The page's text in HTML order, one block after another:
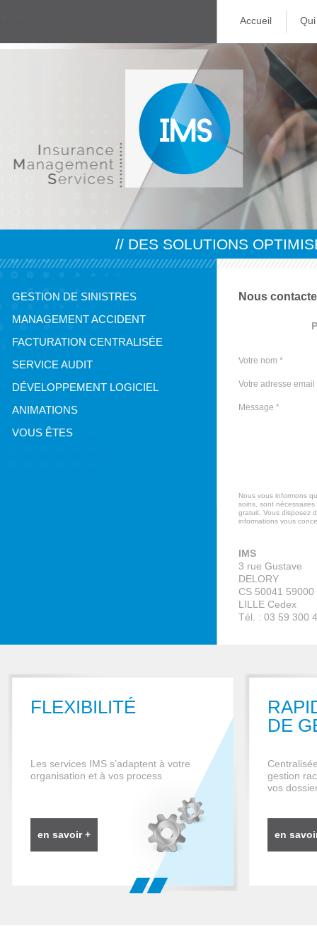
Accueil
// DES SOLUTIONS
GESTION DE SINISTRES
MANAGEMENT ACCIDENT
FACTURATION CENTRALISÉE
SERVICE AUDIT
DÉVELOPPEMENT LOGICIEL
ANIMATIONS
VOUS ÊTES
Nous
Votre nom *
Votre adresse email
Message *
Nous vous informons
soins, sont
gratuit. Vous disposez
informations vous
IMS
3 rue Gustave
DELORY
CS 50041 59000
LILLE Cedex
Tél. : 03 59 300
FLEXIBILITÉ
Les services IMS s’adaptent à votre
organisation et à vos process
en savoir +
DE
gestion
vos
en